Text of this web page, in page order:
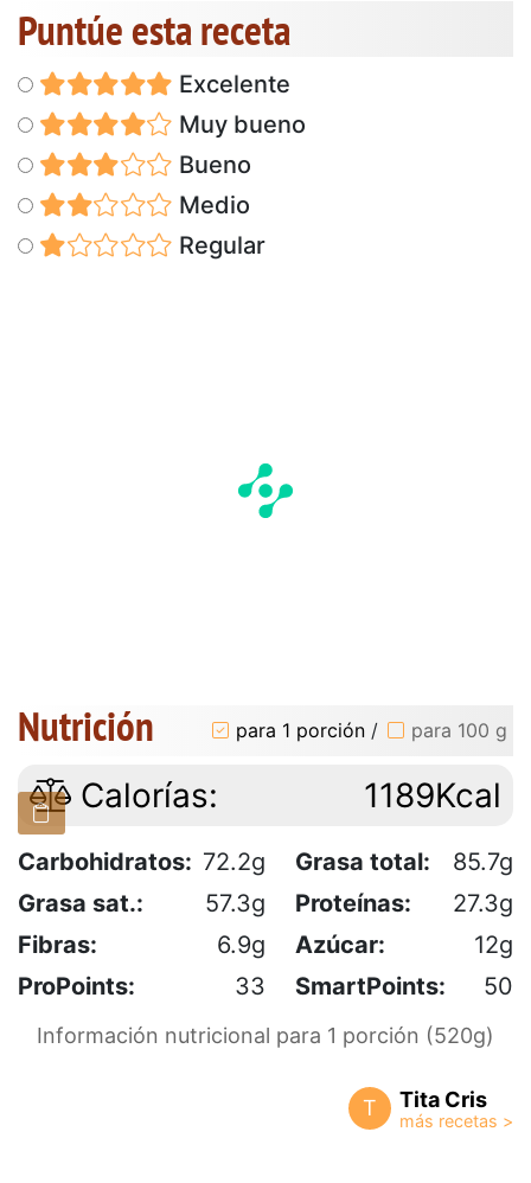
Puntúe esta receta
Excelente
Muy bueno
Bueno
Medio
Regular
Nutrición para 1 porción / para 100 g
Calorías: 1189Kcal
Carbohidratos: 72.2g Grasa total:
85.7g
Grasa sat.:
57.3g Proteínas:
27.3g
Fibras:
6.9g Azúcar:
12g
ProPoints:
33 SmartPoints: 50
Información nutricional para 1 porción (520g)
T Tita Cris